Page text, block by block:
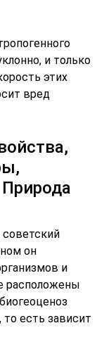
и только
этих
вред
он
и
расположены
есть зависит